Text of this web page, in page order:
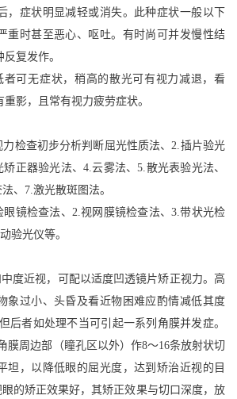
，症状明显减轻或消失。此种症状一般以下
重时甚至恶心、呕吐。有时尚可并发慢性结
复发作。
者可无症状，稍高的散光可有视力减退，看
影，且常有视力疲劳症状。
检查初步分析判断屈光性质法、2.插片验光
正器验光法、4.云雾法、5.散光表验光法、
、7.激光散斑图法。
镜检查法、2.视网膜镜检查法、3.带状光检
验光仪等。
度近视，可配以适度凹透镜片矫正视力。高
象过小、头昏及看近物困难应酌情减低其度
后者如处理不当可引起一系列角膜并发症。
膜周边部（瞳孔区以外）作8～16条放射状切
坦，以降低眼的屈光度，达到矫治近视的目
的矫正效果好，其矫正效果与切口深度，放